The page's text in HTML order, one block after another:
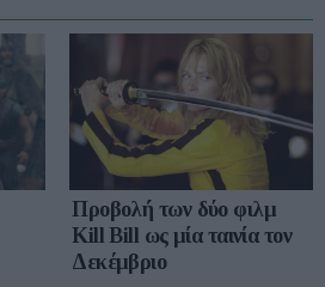
Προβολή των δύο φιλμ
Kill Bill ως μία ταινία τον
Δεκέμβριο